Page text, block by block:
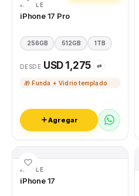
APPLE
iPhone 17 Pro
256GB 512GB 1TB
DESDE USD 1,275 ⇄
🎁 Funda + Vidrio templado
Agregar
APPLE
iPhone 17